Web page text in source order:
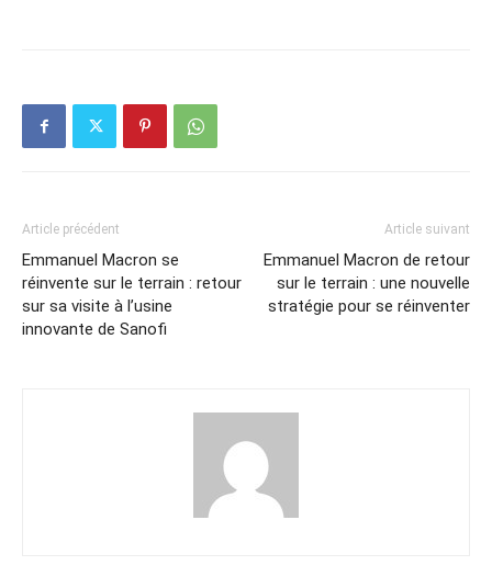
Article précédent
Emmanuel Macron se
réinvente sur le terrain : retour
sur sa visite à l’usine
innovante de Sanofi
Article suivant
Emmanuel Macron de retour
sur le terrain : une nouvelle
stratégie pour se réinventer